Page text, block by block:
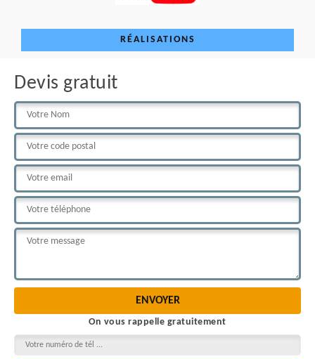
RÉALISATIONS
Devis gratuit
On vous rappelle gratuitement